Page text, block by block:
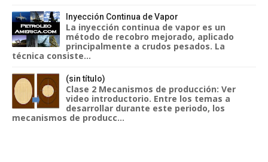
Inyección Continua de Vapor
La inyección continua de vapor es un
método de recobro mejorado, aplicado
principalmente a crudos pesados. La
técnica consiste...
(sin título)
Clase 2 Mecanismos de producción: Ver
video introductorio. Entre los temas a
desarrollar durante este periodo, los
mecanismos de producc...